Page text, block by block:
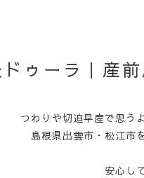
ゥーラ｜産
つわりや切迫早産で思う
島根県出雲市・松江市
安心し